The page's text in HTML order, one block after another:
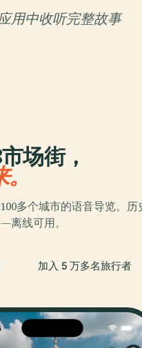
用中收听完整故事
场街，
多个城市的语音导览。历
线可用。
加入 5 万多名旅行者